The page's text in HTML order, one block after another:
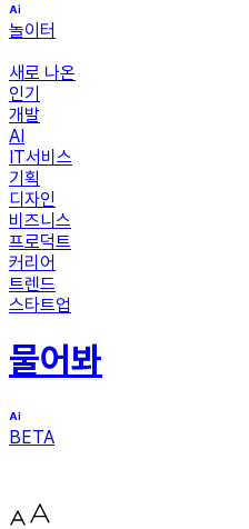
놀이터
새로 나온
인기
개발
AI
IT서비스
기획
디자인
비즈니스
프로덕트
커리어
트렌드
스타트업
물어봐
BETA